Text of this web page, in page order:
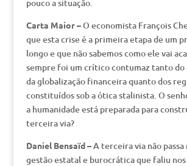
pouco a situação.
Carta Maior –O economista François
que esta crise é a primeira etapa de um
longo e que não sabemos como ele vai
sempre foi um crítico contumaz tanto do
da globalização financeira quanto dos
constituídos sob a ótica stalinista. O
a humanidade está preparada para
terceira via?
Daniel Bensaïd –A terceira via não passa
gestão estatal e burocrática que faliu nos